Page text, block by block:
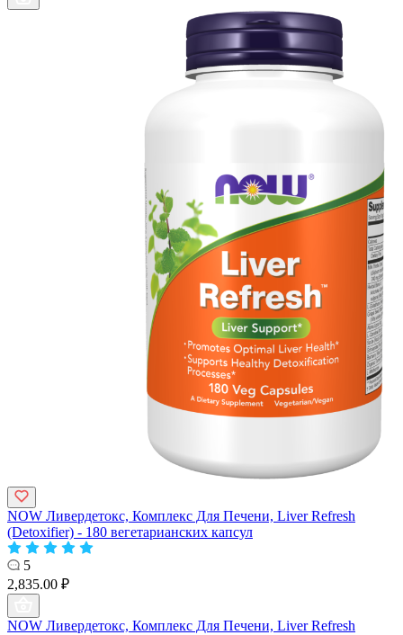
NOW Ливердетокс, Комплекс Для Печени, Liver Refresh
(Detoxifier) - 180 вегетарианских капсул
5
2,835.00 ₽
NOW Ливердетокс, Комплекс Для Печени, Liver Refresh